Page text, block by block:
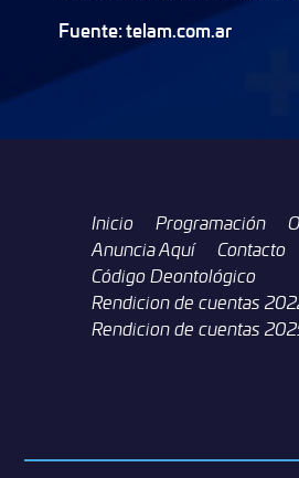
Fuente: telam.com.ar
Inicio Programación
Anuncia Aquí
Contacto
Código Deontológico
Rendicion de cuentas
Rendicion de cuentas